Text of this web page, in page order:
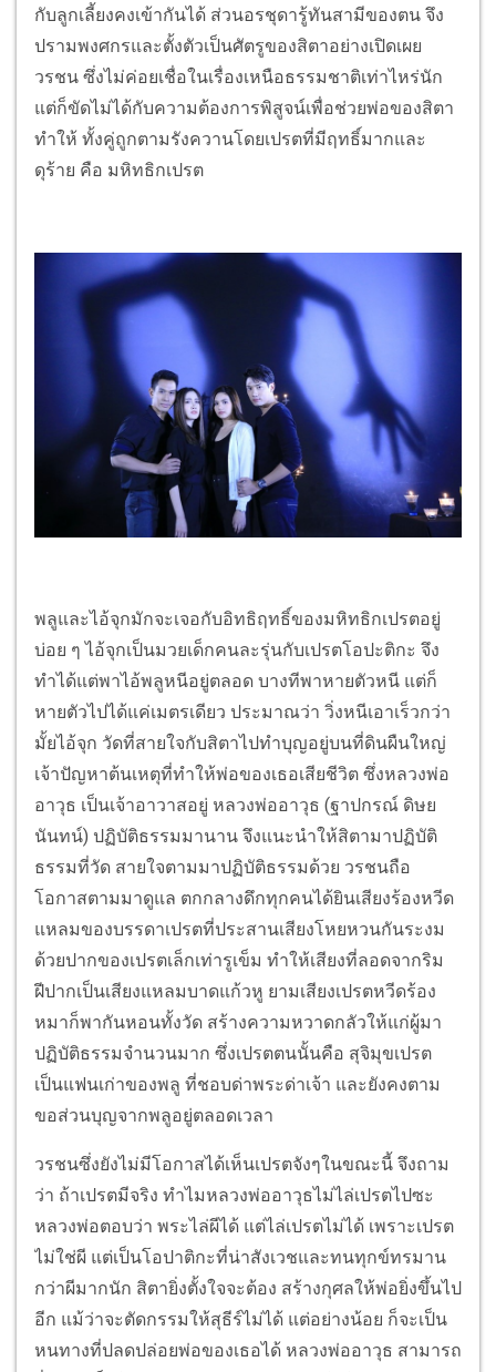
กับลูกเลี้ยงคงเข้ากันได้ ส่วนอรชุดารู้ทันสามีของตน จึง
ปรามพงศกรและตั้งตัวเป็นศัตรูของสิตาอย่างเปิดเผย
วรชน ซึ่งไม่ค่อยเชื่อในเรื่องเหนือธรรมชาติเท่าไหร่นัก
แต่ก็ขัดไม่ได้กับความต้องการพิสูจน์เพื่อช่วยพ่อของสิตา
ทำให้ ทั้งคู่ถูกตามรังควานโดยเปรตที่มีฤทธิ์มากและ
ดุร้าย คือ มหิทธิกเปรต
พลูและไอ้จุกมักจะเจอกับอิทธิฤทธิ์ของมหิทธิกเปรตอยู่
บ่อย ๆ ไอ้จุกเป็นมวยเด็กคนละรุ่นกับเปรตโอปะติกะ จึง
ทำได้แต่พาไอ้พลูหนีอยู่ตลอด บางทีพาหายตัวหนี แต่ก็
หายตัวไปได้แค่เมตรเดียว ประมาณว่า วิ่งหนีเอาเร็วกว่า
มั้ยไอ้จุก วัดที่สายใจกับสิตาไปทำบุญอยู่บนที่ดินผืนใหญ่
เจ้าปัญหาต้นเหตุที่ทำให้พ่อของเธอเสียชีวิต ซึ่งหลวงพ่อ
อาวุธ เป็นเจ้าอาวาสอยู่ หลวงพ่ออาวุธ (ฐาปกรณ์ ดิษย
นันทน์) ปฏิบัติธรรมมานาน จึงแนะนำให้สิตามาปฏิบัติ
ธรรมที่วัด สายใจตามมาปฏิบัติธรรมด้วย วรชนถือ
โอกาสตามมาดูแล ตกกลางดึกทุกคนได้ยินเสียงร้องหวีด
แหลมของบรรดาเปรตที่ประสานเสียงโหยหวนกันระงม
ด้วยปากของเปรตเล็กเท่ารูเข็ม ทำให้เสียงที่ลอดจากริม
ฝีปากเป็นเสียงแหลมบาดแก้วหู ยามเสียงเปรตหวีดร้อง
หมาก็พากันหอนทั้งวัด สร้างความหวาดกลัวให้แก่ผู้มา
ปฏิบัติธรรมจำนวนมาก ซึ่งเปรตตนนั้นคือ สุจิมุขเปรต
เป็นแฟนเก่าของพลู ที่ชอบด่าพระด่าเจ้า และยังคงตาม
ขอส่วนบุญจากพลูอยู่ตลอดเวลา
วรชนซึ่งยังไม่มีโอกาสได้เห็นเปรตจังๆในขณะนี้ จึงถาม
ว่า ถ้าเปรตมีจริง ทำไมหลวงพ่ออาวุธไม่ไล่เปรตไปซะ
หลวงพ่อตอบว่า พระไล่ผีได้ แต่ไล่เปรตไม่ได้ เพราะเปรต
ไม่ใช่ผี แต่เป็นโอปาติกะที่น่าสังเวชและทนทุกข์ทรมาน
กว่าผีมากนัก สิตายิ่งตั้งใจจะต้อง สร้างกุศลให้พ่อยิ่งขึ้นไป
อีก แม้ว่าจะตัดกรรมให้สุธีร์ไม่ได้ แต่อย่างน้อย ก็จะเป็น
หนทางที่ปลดปล่อยพ่อของเธอได้ หลวงพ่ออาวุธ สามารถ